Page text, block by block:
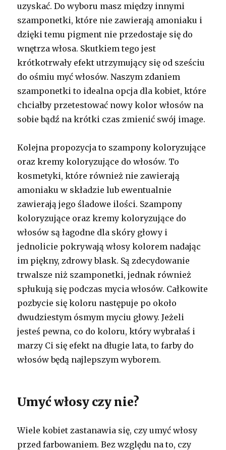
uzyskać. Do wyboru masz między innymi
szamponetki, które nie zawierają amoniaku i
dzięki temu pigment nie przedostaje się do
wnętrza włosa. Skutkiem tego jest
krótkotrwały efekt utrzymujący się od sześciu
do ośmiu myć włosów. Naszym zdaniem
szamponetki to idealna opcja dla kobiet, które
chciałby przetestować nowy kolor włosów na
sobie bądź na krótki czas zmienić swój image.
Kolejna propozycja to szampony koloryzujące
oraz kremy koloryzujące do włosów. To
kosmetyki, które również nie zawierają
amoniaku w składzie lub ewentualnie
zawierają jego śladowe ilości. Szampony
koloryzujące oraz kremy koloryzujące do
włosów są łagodne dla skóry głowy i
jednolicie pokrywają włosy kolorem nadając
im piękny, zdrowy blask. Są zdecydowanie
trwalsze niż szamponetki, jednak również
spłukują się podczas mycia włosów. Całkowite
pozbycie się koloru następuje po około
dwudziestym ósmym myciu głowy. Jeżeli
jesteś pewna, co do koloru, który wybrałaś i
marzy Ci się efekt na długie lata, to farby do
włosów będą najlepszym wyborem.
Umyć włosy czy nie?
Wiele kobiet zastanawia się, czy umyć włosy
przed farbowaniem. Bez względu na to, czy